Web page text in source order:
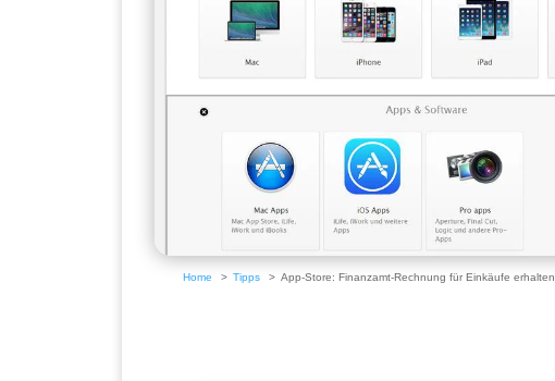
Home Tipps App-Store: Finanzamt-Rechnung für Einkäufe erhalten